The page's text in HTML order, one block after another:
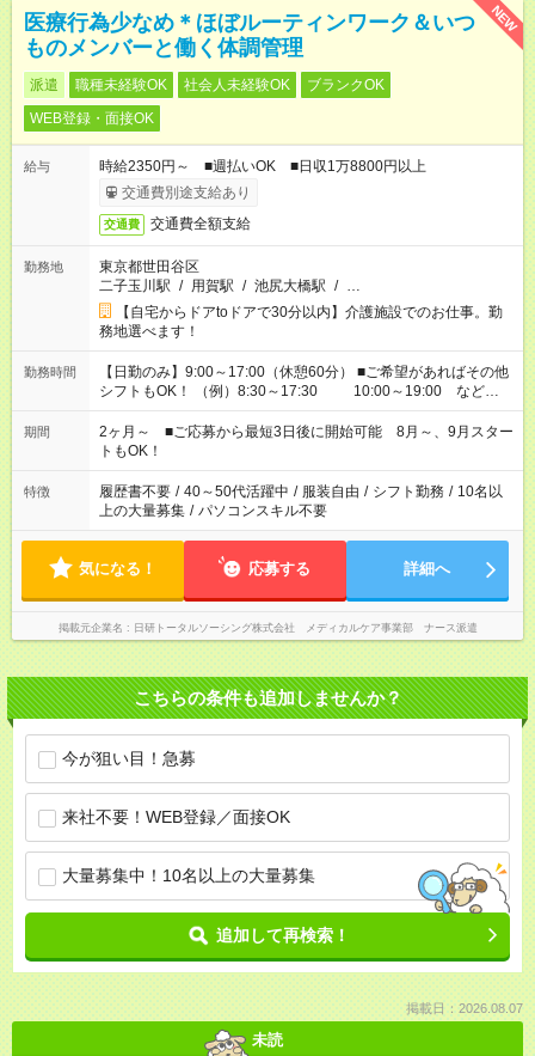
NEW
医療行為少なめ＊ほぼルーティンワーク＆いつ
ものメンバーと働く体調管理
派遣 職種未経験OK 社会人未経験OK
ブランクOK
WEB登録・面接OK
給与
時給2350円～ ■週払いOK ■日収1万8800円以上
交通費別途支給あり
交通費 交通費全額支給
勤務地
東京都世田谷区
二子玉川駅 / 用賀駅 / 池尻大橋駅 / …
【自宅からドアtoドアで30分以内】介護施設でのお仕事。勤
務地選べます！
勤務時間
【日勤のみ】9:00～17:00（休憩60分） ■ご希望があればその他
シフトもOK！ （例）8:30～17:30 10:00～19:00 など
「家族とお休みを合わせたい」 「できれば残業はしたくない」
など、あなたのご希望に沿ったお仕事をご紹介します！ ※Wワ
ーク希望の方へ 今ご覧のお仕事で希望する勤務時間と、もう1つ
のお仕事の勤務時間。 合計で週40時間を超える場合は応募でき
ません
期間
2ヶ月～ ■ご応募から最短3日後に開始可能 8月～、9月スター
トもOK！
特徴 履歴書不要 / 40～50代活躍中 / 服装自由 / シフト勤務 / 10名以
上の大量募集 / パソコンスキル不要
気になる！ 応募する 詳細へ
掲載元企業名 日研トータルソーシング株式会社 メディカルケア事業部 ナース派遣
こちらの条件も追加しませんか？
今が狙い目！急募
来社不要！WEB登録／面接OK
大量募集中！10名以上の大量募集
追加して再検索！
掲載日：2026.08.07
未読